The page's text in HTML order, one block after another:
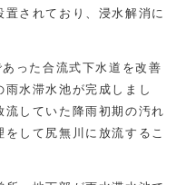
されており、浸水解消に
った合流式下水道を改善
水滞水池が完成しまし
していた降雨初期の汚れ
して尻無川に放流するこ